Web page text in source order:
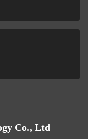
Co., Ltd